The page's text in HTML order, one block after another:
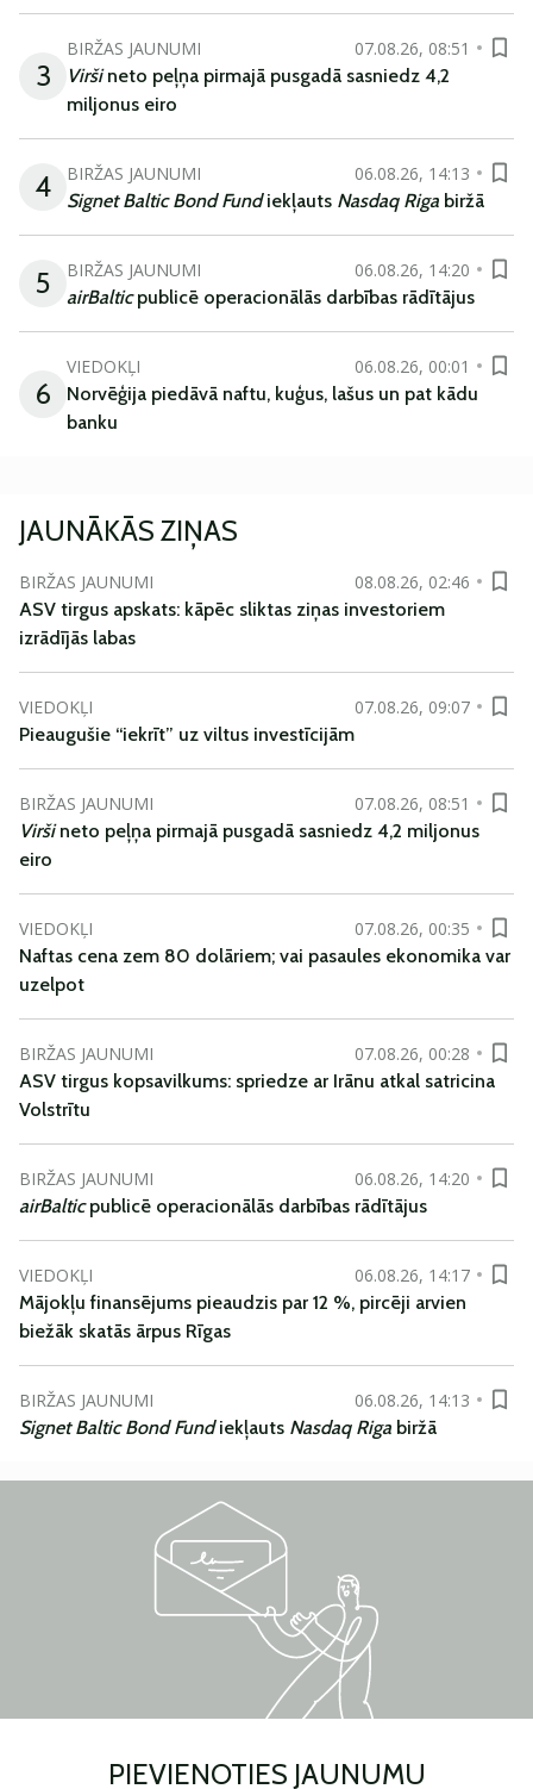
3
BIRŽAS JAUNUMI
07.08.26, 08:51
Viršineto peļņa pirmajā pusgadā sasniedz 4,2
miljonus eiro
4 BIRŽAS JAUNUMI
06.08.26, 14:13
Signet Baltic Bond Fundiekļauts Nasdaq Riga biržā
5 BIRŽAS JAUNUMI
06.08.26, 14:20
airBalticpublicē operacionālās darbības rādītājus
6
VIEDOKĻI
06.08.26, 00:01
Norvēģija piedāvā naftu, kuģus, lašus un pat kādu
banku
JAUNĀKĀS ZIŅAS
BIRŽAS JAUNUMI
08.08.26, 02:46
ASV tirgus apskats: kāpēc sliktas ziņas investoriem
izrādījās labas
VIEDOKĻI
07.08.26, 09:07
Pieaugušie “iekrīt” uz viltus investīcijām
BIRŽAS JAUNUMI
07.08.26, 08:51
Viršineto peļņa pirmajā pusgadā sasniedz 4,2 miljonus
eiro
VIEDOKĻI
07.08.26, 00:35
Naftas cena zem 80 dolāriem; vai pasaules ekonomika var
uzelpot
BIRŽAS JAUNUMI
07.08.26, 00:28
ASV tirgus kopsavilkums: spriedze ar Irānu atkal satricina
Volstrītu
BIRŽAS JAUNUMI
06.08.26, 14:20
airBalticpublicē operacionālās darbības rādītājus
VIEDOKĻI
06.08.26, 14:17
Mājokļu finansējums pieaudzis par 12 %, pircēji arvien
biežāk skatās ārpus Rīgas
BIRŽAS JAUNUMI
06.08.26, 14:13
Signet Baltic Bond Fundiekļauts Nasdaq Riga biržā
PIEVIENOTIES JAUNUMU